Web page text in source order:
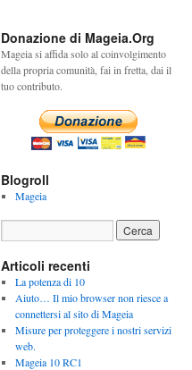
Donazione di Mageia.Org
Mageia si affida solo al coinvolgimento
della propria comunità, fai in fretta, dai il
tuo contributo.
Blogroll
Mageia
Articoli recenti
La potenza di 10
Aiuto… Il mio browser non riesce a
connettersi al sito di Mageia
Misure per proteggere i nostri servizi
web.
Mageia 10 RC1